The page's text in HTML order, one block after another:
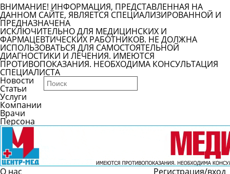
ВНИМАНИЕ! ИНФОРМАЦИЯ, ПРЕДСТАВЛЕННАЯ НА
ДАННОМ САЙТЕ, ЯВЛЯЕТСЯ СПЕЦИАЛИЗИРОВАННОЙ И
ПРЕДНАЗНАЧЕНА
ИСКЛЮЧИТЕЛЬНО ДЛЯ МЕДИЦИНСКИХ И
ФАРМАЦЕВТИЧЕСКИХ РАБОТНИКОВ. НЕ ДОЛЖНА
ИСПОЛЬЗОВАТЬСЯ ДЛЯ САМОСТОЯТЕЛЬНОЙ
ДИАГНОСТИКИ И ЛЕЧЕНИЯ. ИМЕЮТСЯ
ПРОТИВОПОКАЗАНИЯ. НЕОБХОДИМА КОНСУЛЬТАЦИЯ
СПЕЦИАЛИСТА
Новости
Статьи
Услуги
Компании
Врачи
Персона
О нас Регистрация/вход